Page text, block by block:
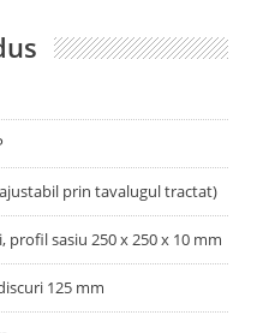
prin tavalugul tractat)
sasiu 250 x 250 x 10 mm
125 mm